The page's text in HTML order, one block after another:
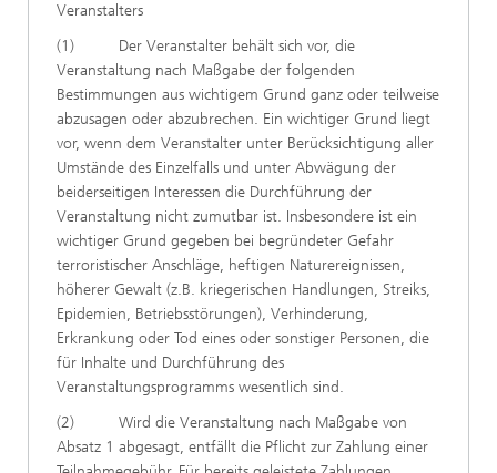
Veranstalters
(1) Der Veranstalter behält sich vor, die
Veranstaltung nach Maßgabe der folgenden
Bestimmungen aus wichtigem Grund ganz oder teilweise
abzusagen oder abzubrechen. Ein wichtiger Grund liegt
vor, wenn dem Veranstalter unter Berücksichtigung aller
Umstände des Einzelfalls und unter Abwägung der
beiderseitigen Interessen die Durchführung der
Veranstaltung nicht zumutbar ist. Insbesondere ist ein
wichtiger Grund gegeben bei begründeter Gefahr
terroristischer Anschläge, heftigen Naturereignissen,
höherer Gewalt (z.B. kriegerischen Handlungen, Streiks,
Epidemien, Betriebsstörungen), Verhinderung,
Erkrankung oder Tod eines oder sonstiger Personen, die
für Inhalte und Durchführung des
Veranstaltungsprogramms wesentlich sind.
(2) Wird die Veranstaltung nach Maßgabe von
Absatz 1 abgesagt, entfällt die Pflicht zur Zahlung einer